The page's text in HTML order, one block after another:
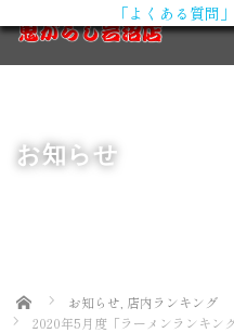
「よくある質問
お知らせ
Home お知らせ 店内ランキング
2020年5月度「ラーメンランキン